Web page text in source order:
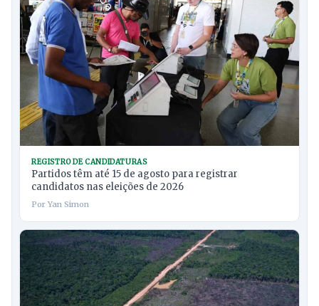
REGISTRO DE CANDIDATURAS
Partidos têm até 15 de agosto para registrar
candidatos nas eleições de 2026
Por Yan Simon